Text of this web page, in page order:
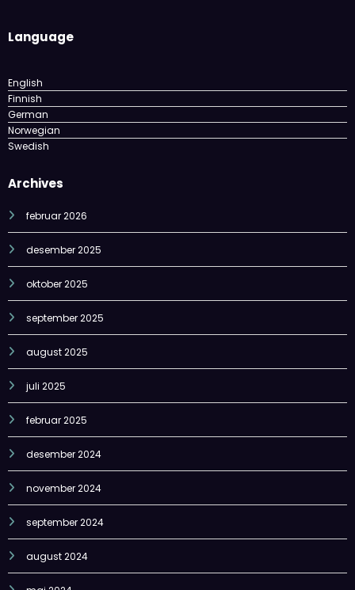
Language
English
Finnish
German
Norwegian
Swedish
Archives
februar 2026
desember 2025
oktober 2025
september 2025
august 2025
juli 2025
februar 2025
desember 2024
november 2024
september 2024
august 2024